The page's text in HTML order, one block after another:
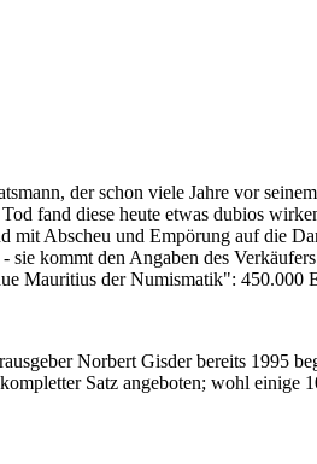
der schon viele Jahre vor
fand diese heute etwas dubios
mit Abscheu und Empörung auf die
kommt den Angaben des
Mauritius der Numismatik": 450.000
Norbert Gisder bereits 1995
Satz angeboten; wohl einige